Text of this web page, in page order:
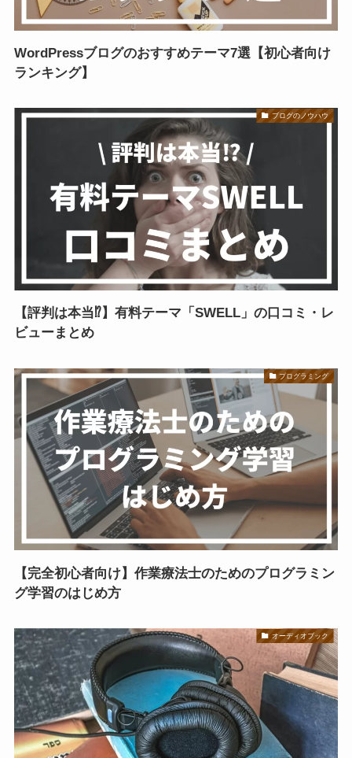
WordPressブログのおすすめテーマ7選【初心者向け
ランキング】
ブログのノウハウ
【評判は本当⁉】有料テーマ「SWELL」の口コミ・レ
ビューまとめ
プログラミング
【完全初心者向け】作業療法士のためのプログラミン
グ学習のはじめ方
オーディオブック